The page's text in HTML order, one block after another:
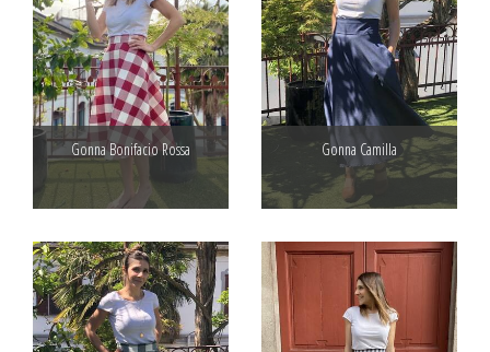
Gonna Bonifacio Rossa Gonna Camilla